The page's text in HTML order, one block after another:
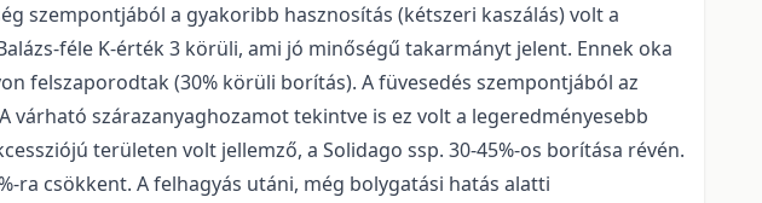
szempontjából a gyakoribb hasznosítás (kétszeri kaszálás) volt a
féle K-érték 3 körüli, ami jó minőségű takarmányt jelent. Ennek oka
felszaporodtak (30% körüli borítás). A füvesedés szempontjából az
várható szárazanyaghozamot tekintve is ez volt a legeredményesebb
területen volt jellemző, a Solidago ssp. 30-45%-os borítása révén.
ra csökkent. A felhagyás utáni, még bolygatási hatás alatti